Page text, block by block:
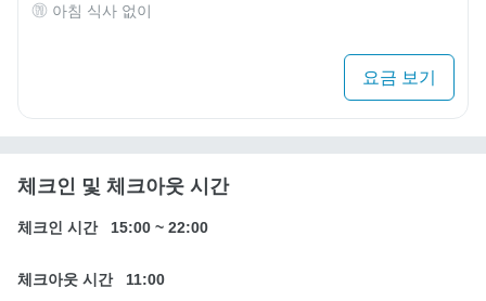
아침 식사 없이
요금 보기
체크인 및 체크아웃 시간
체크인 시간 15:00 ~ 22:00
체크아웃 시간 11:00